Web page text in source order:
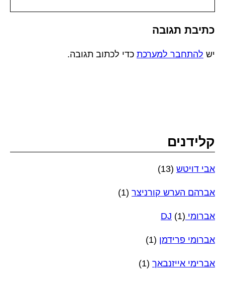
כתיבת תגובה
יש להתחבר למערכת כדי לכתוב תגובה.
קלידנים
אבי דויטש (13)
אברהם הערש קורניצר (1)
אברומי DJ (1)
אברומי פרידמן (1)
אברימי אייזנבאך (1)